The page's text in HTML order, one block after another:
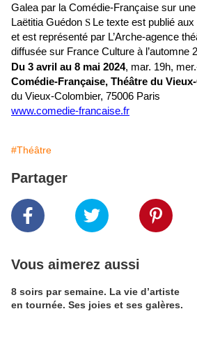
Galea par la Comédie-Française sur
Laëtitia Guédon S Le texte est publié
et est représenté par L’Arche-agence
diffusée sur France Culture à l’automne
Du 3 avril au 8 mai 2024, mar. 19h,
Comédie-Française, Théâtre du
du Vieux-Colombier, 75006 Paris
www.comedie-francaise.fr
#Théâtre
Partager
Vous aimerez aussi
8 soirs par semaine. La vie d’artiste
en tournée. Ses joies et ses galères.